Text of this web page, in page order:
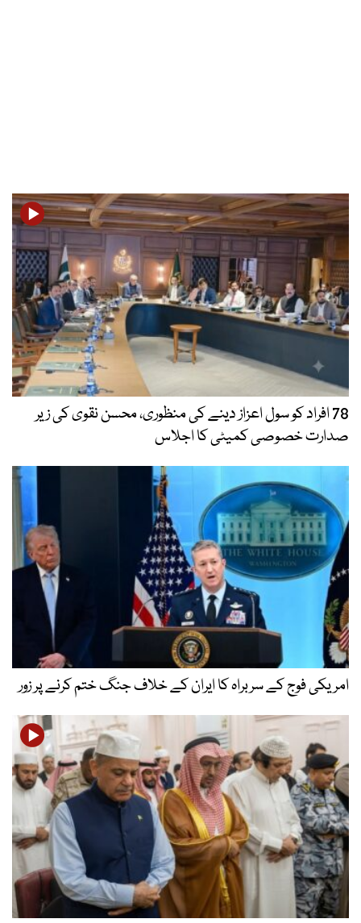
78 افراد کو سول اعزاز دینے کی منظوری، محسن نقوی کی زیر
صدارت خصوصی کمیٹی کا اجلاس
امریکی فوج کے سربراہ کا ایران کے خلاف جنگ ختم کرنے پر زور